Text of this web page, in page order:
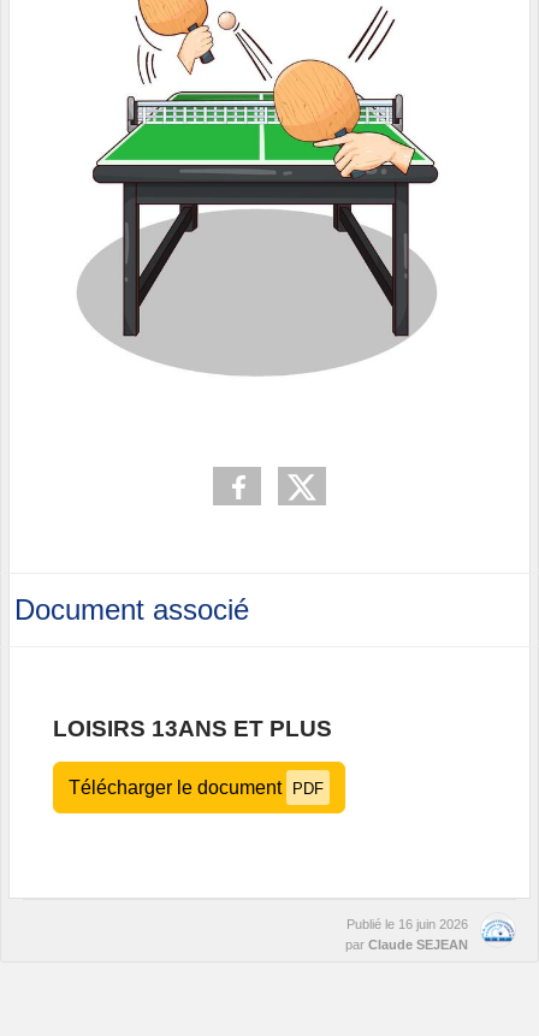
Document associé
LOISIRS 13ANS ET PLUS
Télécharger le document PDF
Publié le 16 juin 2026
par Claude SEJEAN